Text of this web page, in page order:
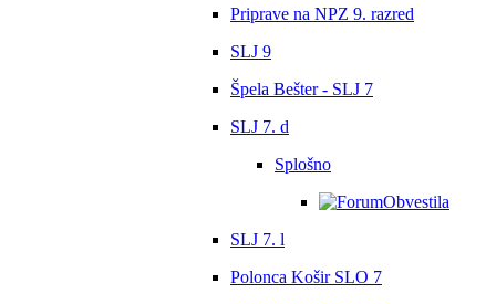
Priprave na NPZ 9. razred
SLJ 9
Špela Bešter - SLJ 7
SLJ 7. d
Splošno
Obvestila
SLJ 7. l
Polonca Košir SLO 7